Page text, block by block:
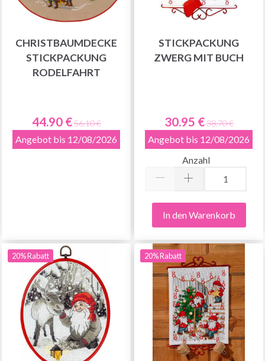
CHRISTBAUMDECKE
STICKPACKUNG
RODELFAHRT
44.90 €56.10 €
Angebot bis 12/08/2026
STICKPACKUNG
ZWERG MIT BUCH
30.95 €38.70 €
Angebot bis 12/08/2026
Anzahl
In den Warenkorb
20% Rabatt 20% Rabatt